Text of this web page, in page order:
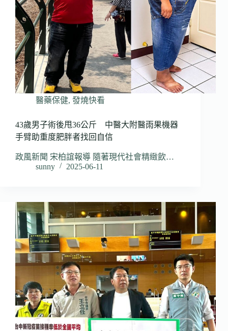
醫藥保健, 發燒快看
43歲男子術後甩36公斤 中醫大附醫雨果機器
手臂助重度肥胖者找回自信
政風新聞 宋柏誼報導 隨著現代社會精緻飲…
sunny
2025-06-11